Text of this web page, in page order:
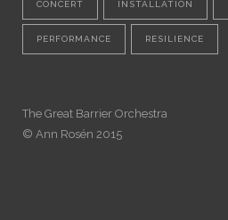
CONCERT INSTALLATION
PERFORMANCE RESILIENCE
The Great Barrier Orchestra
© Ann Rosén 2015